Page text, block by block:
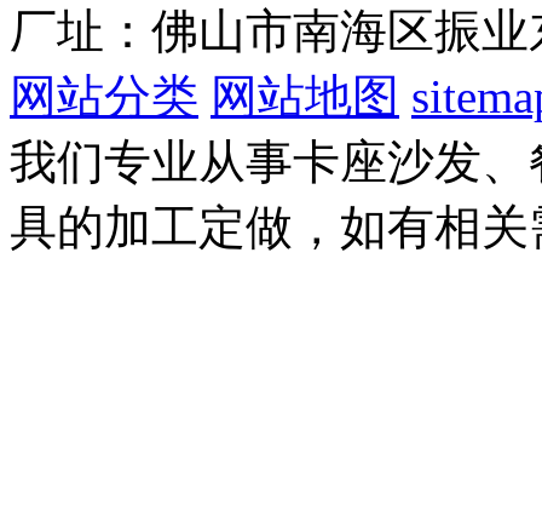
厂址：佛山市南海区振
网站分类 网站地图
我们专业从事卡座沙发
具的加工定做，如有相